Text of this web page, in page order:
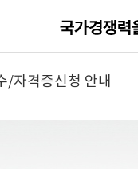
/자격증신청 안내